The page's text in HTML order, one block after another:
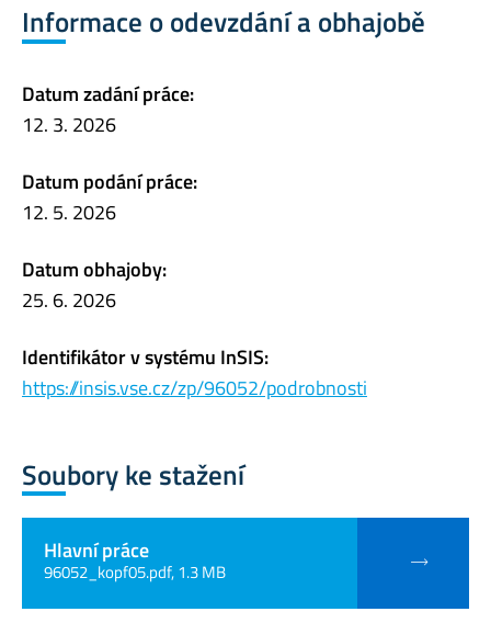
Informace o odevzdání a obhajobě
Datum zadání práce:
12. 3. 2026
Datum podání práce:
12. 5. 2026
Datum obhajoby:
25. 6. 2026
Identifikátor v systému InSIS:
https://insis.vse.cz/zp/96052/podrobnosti
Soubory ke stažení
Hlavní práce
96052_kopf05.pdf, 1.3 MB